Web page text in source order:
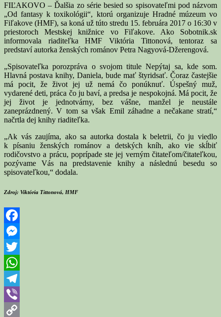
FIĽAKOVO – Ďalšia zo série besied so spisovateľmi pod názvom
„Od fantasy k toxikológii“, ktorú organizuje Hradné múzeum vo
Fiľakove (HMF), sa koná už túto stredu 15. februára 2017 o 16:30 v
priestoroch Mestskej knižnice vo Fiľakove. Ako Sobotnik.sk
informovala riaditeľka HMF Viktória Tittonová, tentoraz sa
predstaví autorka ženských románov Petra Nagyová-Džerengová.
„Spisovateľka porozpráva o svojom titule Nepýtaj sa, kde som.
Hlavná postava knihy, Daniela, bude mať štyridsať. Čoraz častejšie
má pocit, že život jej už nemá čo ponúknuť. Úspešný muž,
vydarené deti, práca čo ju baví, a predsa je nespokojná. Má pocit, že
jej život je jednotvárny, bez vášne, manžel je neustále
zaneprázdnený. V tom sa však Emil záhadne a nečakane stratí,“
načrtla dej knihy riaditeľka.
„Ak vás zaujíma, ako sa autorka dostala k beletrii, čo ju viedlo
k písaniu ženských románov a detských kníh, ako vie skĺbiť
rodičovstvo a prácu, poprípade ste jej verným čitateľom/čitateľkou,
pozývame Vás na predstavenie knihy a následnú besedu so
spisovateľkou,“ dodala.
Zdroj: Viktória Tittonová, HMF
Facebook
Messenger
Twitter
WhatsApp
Telegram
Viber